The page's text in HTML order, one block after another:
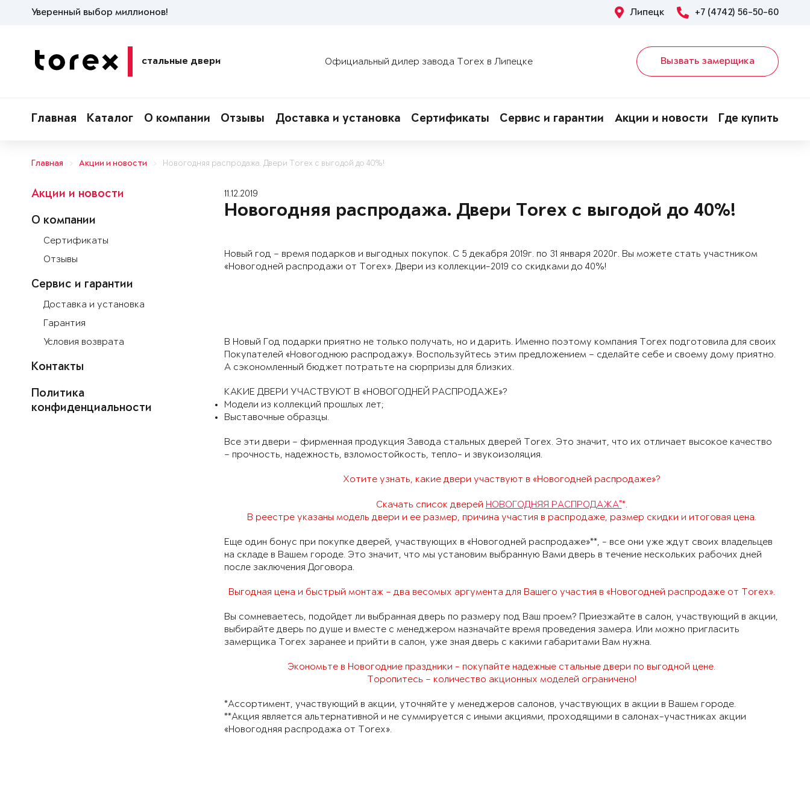
Уверенный выбор миллионов! Липецк +7 (4742) 56-50-60
стальные двери Официальный дилер завода Torex в Липецке Вызвать замерщика
Главная Каталог О компании Отзывы Доставка и установка Сертификаты Сервис и гарантии Акции и новости Где купить
Главная Акции и новости Новогодняя распродажа. Двери Torex с выгодой до 40%!
Акции и новости
О компании
Сертификаты
Отзывы
Сервис и гарантии
Доставка и установка
Гарантия
Условия возврата
Контакты
Политика
конфиденциальности
11.12.2019
Новогодняя распродажа. Двери Torex с выгодой до 40%!
Новый год – время подарков и выгодных покупок. С 5 декабря 2019г. по 31 января 2020г. Вы можете стать участником
«Новогодней распродажи от Torex». Двери из коллекции-2019 со скидками до 40%!
В Новый Год подарки приятно не только получать, но и дарить. Именно поэтому компания Torex подготовила для своих
Покупателей «Новогоднюю распродажу». Воспользуйтесь этим предложением – сделайте себе и своему дому приятно.
А сэкономленный бюджет потратьте на сюрпризы для близких.
КАКИЕ ДВЕРИ УЧАСТВУЮТ В «НОВОГОДНЕЙ РАСПРОДАЖЕ»?
Модели из коллекций прошлых лет;
Выставочные образцы.
Все эти двери – фирменная продукция Завода стальных дверей Torex. Это значит, что их отличает высокое качество
– прочность, надежность, взломостойкость, тепло- и звукоизоляция.
Хотите узнать, какие двери участвуют в «Новогодней распродаже»?
Скачать список дверей НОВОГОДНЯЯ РАСПРОДАЖА"*.
В реестре указаны модель двери и ее размер, причина участия в распродаже, размер скидки и итоговая цена.
Еще один бонус при покупке дверей, участвующих в «Новогодней распродаже»**, - все они уже ждут своих владельцев
на складе в Вашем городе. Это значит, что мы установим выбранную Вами дверь в течение нескольких рабочих дней
после заключения Договора.
Выгодная цена и быстрый монтаж – два весомых аргумента для Вашего участия в «Новогодней распродаже от Torex».
Вы сомневаетесь, подойдет ли выбранная дверь по размеру под Ваш проем? Приезжайте в салон, участвующий в акции,
выбирайте дверь по душе и вместе с менеджером назначайте время проведения замера. Или можно пригласить
замерщика Torex заранее и прийти в салон, уже зная дверь с какими габаритами Вам нужна.
Экономьте в Новогодние праздники - покупайте надежные стальные двери по выгодной цене.
Торопитесь – количество акционных моделей ограничено!
*Ассортимент, участвующий в акции, уточняйте у менеджеров салонов, участвующих в акции в Вашем городе.
**Акция является альтернативной и не суммируется с иными акциями, проходящими в салонах-участниках акции
«Новогодняя распродажа от Torex».